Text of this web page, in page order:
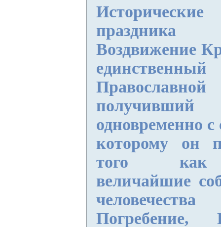
праздника
Воздвижение
одновременно
которому он
того как
величайшие
Погребение,